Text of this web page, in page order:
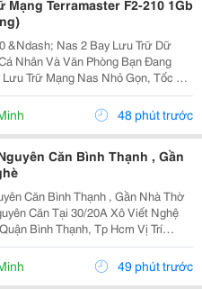
Mạng Terramaster F2-210 1Gb
&Ndash; Nas 2 Bay Lưu Trữ Dữ
Và Văn Phòng Bạn Đang
Trữ Mạng Nas Nhỏ Gọn, Tốc Độ
Tính Năng Sao Lưu?
Là Lựa Chọn Phù Hợp Cho Cá
48 phút trước
Căn Bình Thạnh , Gần
Căn Bình Thạnh , Gần Nhà Thờ
Căn Tại 30/20A Xô Viết Nghệ
Bình Thạnh, Tp Hcm Vị Trí
Cư Hiện Hữu, Di Chuyển Nhanh
Diện Tích 57M&Sup2; ( Ngang 4M,...
49 phút trước